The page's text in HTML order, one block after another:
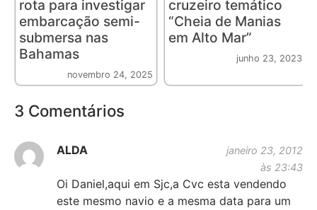
rota para investigar
embarcação semi-
submersa nas
Bahamas
novembro 24, 2025
cruzeiro temático
“Cheia de Manias
em Alto Mar”
junho 23, 2023
3 Comentários
ALDA
janeiro 23, 2012
às 23:43
Oi Daniel,aqui em Sjc,a Cvc esta vendendo
este mesmo navio e a mesma data para um